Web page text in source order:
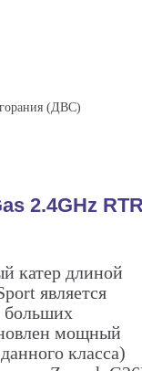
(ДВС)
2.4GHz
катер длиной
является
больших
мощный
класса)